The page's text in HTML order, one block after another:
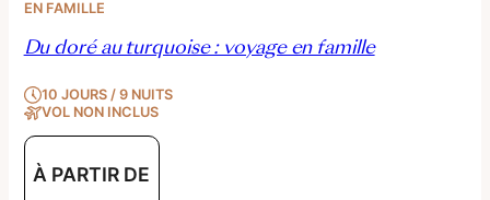
EN FAMILLE
Du doré au turquoise : voyage en famille
10 JOURS / 9 NUITS
VOL NON INCLUS
À PARTIR DE